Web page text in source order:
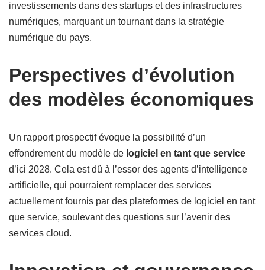
investissements dans des startups et des infrastructures
numériques, marquant un tournant dans la stratégie
numérique du pays.
Perspectives d’évolution
des modèles économiques
Un rapport prospectif évoque la possibilité d’un
effondrement du modèle de logiciel en tant que service
d’ici 2028. Cela est dû à l’essor des agents d’intelligence
artificielle, qui pourraient remplacer des services
actuellement fournis par des plateformes de logiciel en tant
que service, soulevant des questions sur l’avenir des
services cloud.